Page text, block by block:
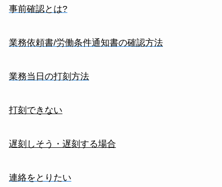
事前確認とは?
業務依頼書/労働条件通知書の確認方法
業務当日の打刻方法
打刻できない
遅刻しそう・遅刻する場合
連絡をとりたい